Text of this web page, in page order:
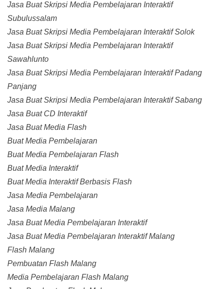
Jasa Buat Skripsi Media Pembelajaran Interaktif
Subulussalam
Jasa Buat Skripsi Media Pembelajaran Interaktif Solok
Jasa Buat Skripsi Media Pembelajaran Interaktif
Sawahlunto
Jasa Buat Skripsi Media Pembelajaran Interaktif Padang
Panjang
Jasa Buat Skripsi Media Pembelajaran Interaktif Sabang
Jasa Buat CD Interaktif
Jasa Buat Media Flash
Buat Media Pembelajaran
Buat Media Pembelajaran Flash
Buat Media Interaktif
Buat Media Interaktif Berbasis Flash
Jasa Media Pembelajaran
Jasa Media Malang
Jasa Buat Media Pembelajaran Interaktif
Jasa Buat Media Pembelajaran Interaktif Malang
Flash Malang
Pembuatan Flash Malang
Media Pembelajaran Flash Malang